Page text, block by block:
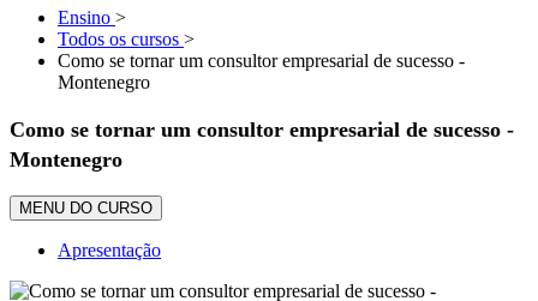
Ensino >
Todos os cursos >
Como se tornar um consultor empresarial de sucesso -
Montenegro
Como se tornar um consultor empresarial de sucesso -
Montenegro
MENU DO CURSO
Apresentação